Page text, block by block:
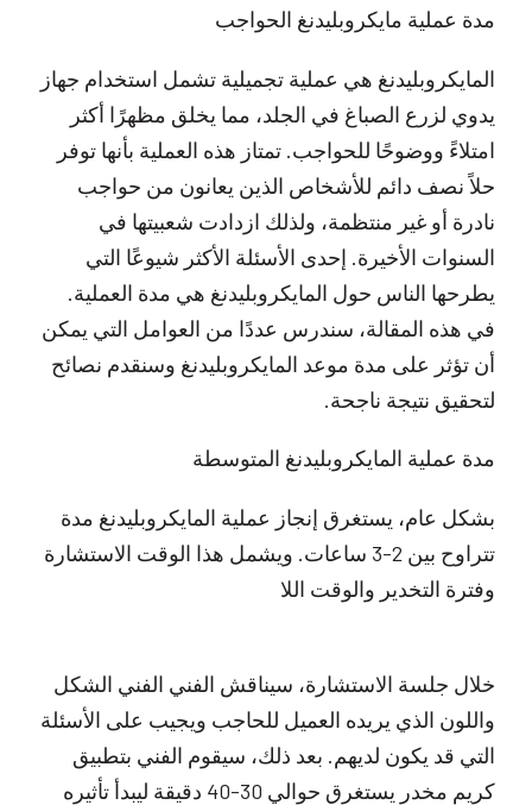
مدة عملية مايكروبليدنغ الحواجب
المايكروبليدنغ هي عملية تجميلية تشمل استخدام جهاز
يدوي لزرع الصباغ في الجلد، مما يخلق مظهرًا أكثر
امتلاءً ووضوحًا للحواجب. تمتاز هذه العملية بأنها توفر
حلاً نصف دائم للأشخاص الذين يعانون من حواجب
نادرة أو غير منتظمة، ولذلك ازدادت شعبيتها في
السنوات الأخيرة. إحدى الأسئلة الأكثر شيوعًا التي
يطرحها الناس حول المايكروبليدنغ هي مدة العملية.
في هذه المقالة، سندرس عددًا من العوامل التي يمكن
أن تؤثر على مدة موعد المايكروبليدنغ وسنقدم نصائح
لتحقيق نتيجة ناجحة.
مدة عملية المايكروبليدنغ المتوسطة
بشكل عام، يستغرق إنجاز عملية المايكروبليدنغ مدة
تتراوح بين 2-3 ساعات. ويشمل هذا الوقت الاستشارة
وفترة التخدير والوقت اللا
خلال جلسة الاستشارة، سيناقش الفني الفني الشكل
واللون الذي يريده العميل للحاجب ويجيب على الأسئلة
التي قد يكون لديهم. بعد ذلك، سيقوم الفني بتطبيق
كريم مخدر يستغرق حوالي 30-40 دقيقة ليبدأ تأثيره